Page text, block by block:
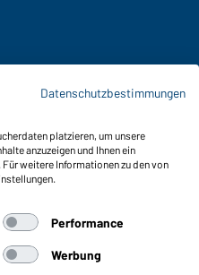
Datenschutzbestimmungen
platzieren, um unsere
anzuzeigen und Ihnen ein
weitere Informationen zu den von
Performance
Werbung